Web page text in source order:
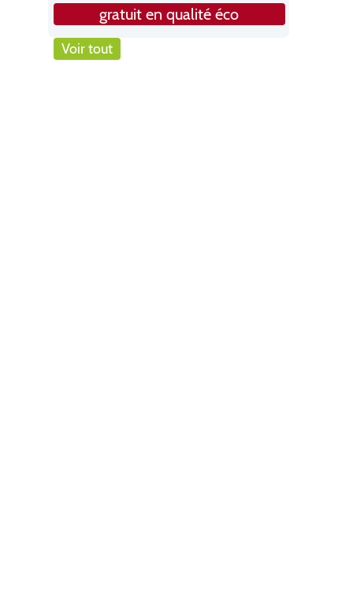
gratuit en qualité éco
Voir tout